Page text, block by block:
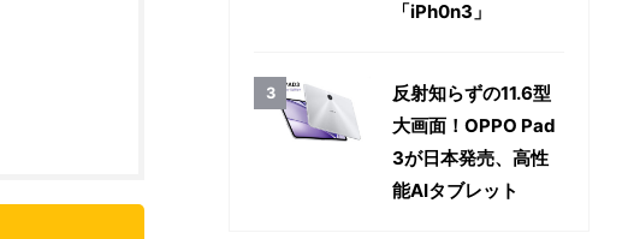
「iPh0n3」
反射知らずの11.6型
大画面！OPPO Pad
3が日本発売、高性
能AIタブレット